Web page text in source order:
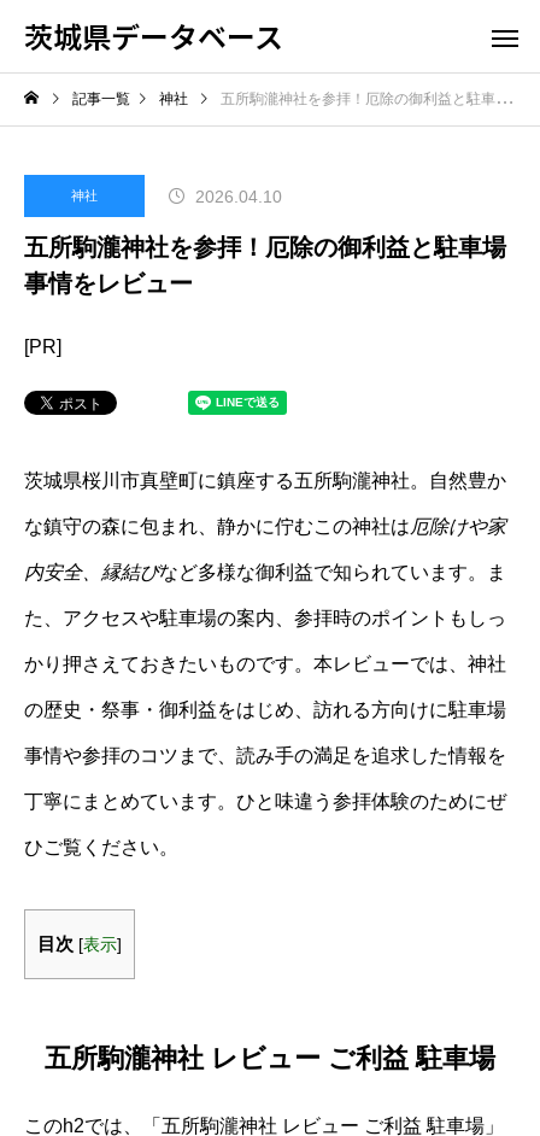
茨城県データベース
記事一覧 神社 五所駒瀧神社を参拝！厄除の御利益と駐車場事情をレビュー
神社 2026.04.10
五所駒瀧神社を参拝！厄除の御利益と駐車場
事情をレビュー
[PR]
茨城県桜川市真壁町に鎮座する五所駒瀧神社。自然豊か
な鎮守の森に包まれ、静かに佇むこの神社は厄除けや家
内安全、縁結びなど多様な御利益で知られています。ま
た、アクセスや駐車場の案内、参拝時のポイントもしっ
かり押さえておきたいものです。本レビューでは、神社
の歴史・祭事・御利益をはじめ、訪れる方向けに駐車場
事情や参拝のコツまで、読み手の満足を追求した情報を
丁寧にまとめています。ひと味違う参拝体験のためにぜ
ひご覧ください。
目次 [表示]
五所駒瀧神社 レビュー ご利益 駐車場
このh2では、「五所駒瀧神社 レビュー ご利益 駐車場」